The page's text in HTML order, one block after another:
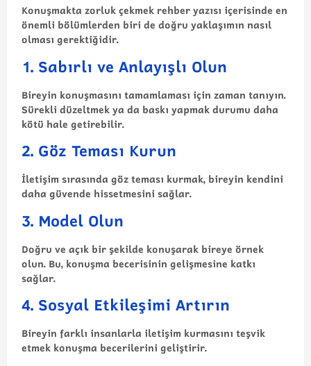
Konuşmakta zorluk çekmek rehber yazısı içerisinde en
önemli bölümlerden biri de doğru yaklaşımın nasıl
olması gerektiğidir.
1. Sabırlı ve Anlayışlı Olun
Bireyin konuşmasını tamamlaması için zaman tanıyın.
Sürekli düzeltmek ya da baskı yapmak durumu daha
kötü hale getirebilir.
2. Göz Teması Kurun
İletişim sırasında göz teması kurmak, bireyin kendini
daha güvende hissetmesini sağlar.
3. Model Olun
Doğru ve açık bir şekilde konuşarak bireye örnek
olun. Bu, konuşma becerisinin gelişmesine katkı
sağlar.
4. Sosyal Etkileşimi Artırın
Bireyin farklı insanlarla iletişim kurmasını teşvik
etmek konuşma becerilerini geliştirir.